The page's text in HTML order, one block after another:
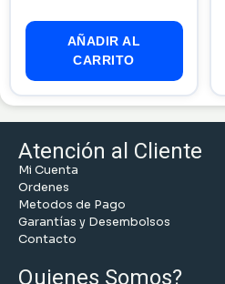
AÑADIR AL
CARRITO
Atención al Cliente
Mi Cuenta
Ordenes
Metodos de Pago
Garantías y Desembolsos
Contacto
Quienes Somos?